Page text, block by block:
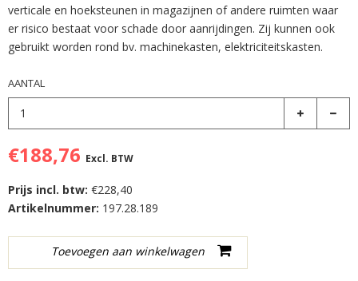
verticale en hoeksteunen in magazijnen of andere ruimten waar
er risico bestaat voor schade door aanrijdingen. Zij kunnen ook
gebruikt worden rond bv. machinekasten, elektriciteitskasten.
AANTAL
€188,76 Excl. BTW
Prijs incl. btw: €228,40
Artikelnummer: 197.28.189